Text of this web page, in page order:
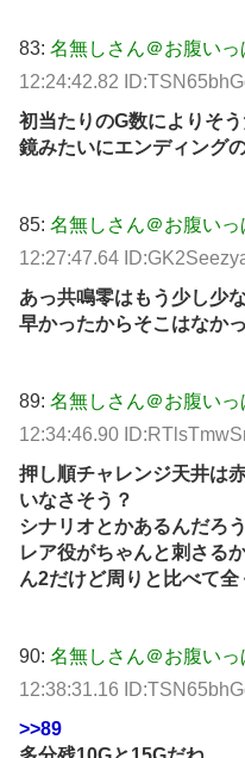
83: 名無しさん＠お腹いっ
12:24:42.82
初当たりのG数によりそ
鏡みたいにエンディング
85: 名無しさん＠お腹いっ
12:27:47.64
あっ共鳴零はもう少し少
早かったからそこはなか
89: 名無しさん＠お腹いっ
12:34:46.90
押し順チャレンジ天井は
いなさそう？
シナリオとかあるんだろ
レア役がちゃんと刺さる
ん2だけど周りと比べて全
90: 名無しさん＠お腹いっ
12:38:31.16
>>89